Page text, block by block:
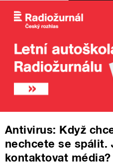
Antivirus: Když
nechcete se spálit.
kontaktovat média?